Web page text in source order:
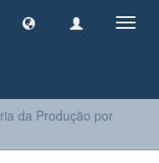
da Produção por